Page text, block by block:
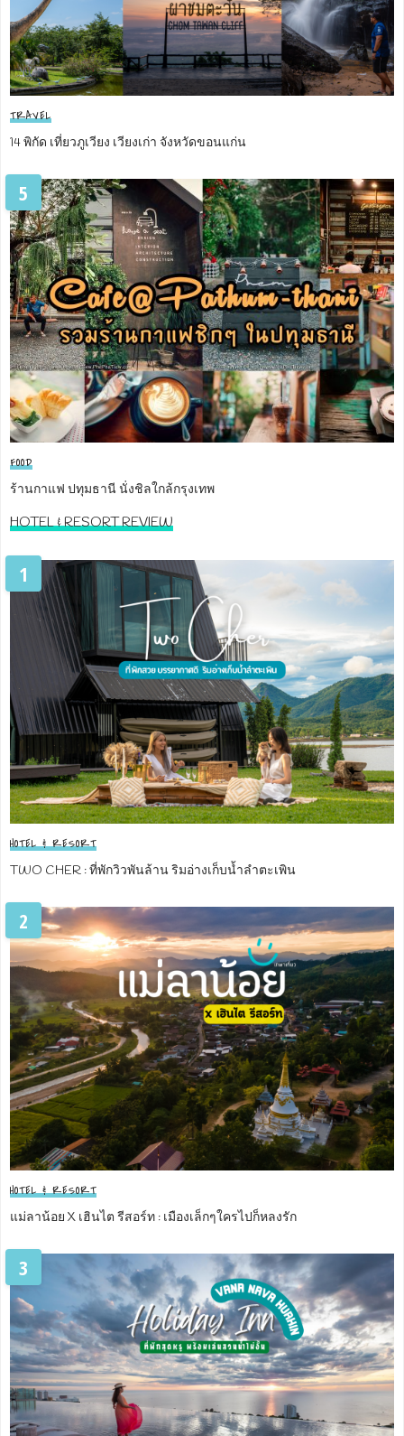
TRAVEL
14 พิกัด เที่ยวภูเวียง เวียงเก่า จังหวัดขอนแก่น
5
FOOD
ร้านกาแฟ ปทุมธานี นั่งชิลใกล้กรุงเทพ
HOTEL & RESORT REVIEW
1
HOTEL & RESORT
TWO CHER : ที่พักวิวพันล้าน ริมอ่างเก็บน้ำลำตะเพิน
2
HOTEL & RESORT
แม่ลาน้อย X เฮินไต รีสอร์ท : เมืองเล็กๆใครไปก็หลงรัก
3